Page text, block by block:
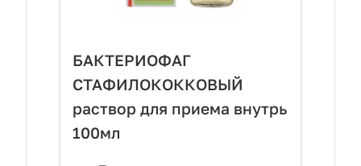
БАКТЕРИОФАГ
СТАФИЛОКОККОВЫЙ
раствор для приема внутрь
100мл